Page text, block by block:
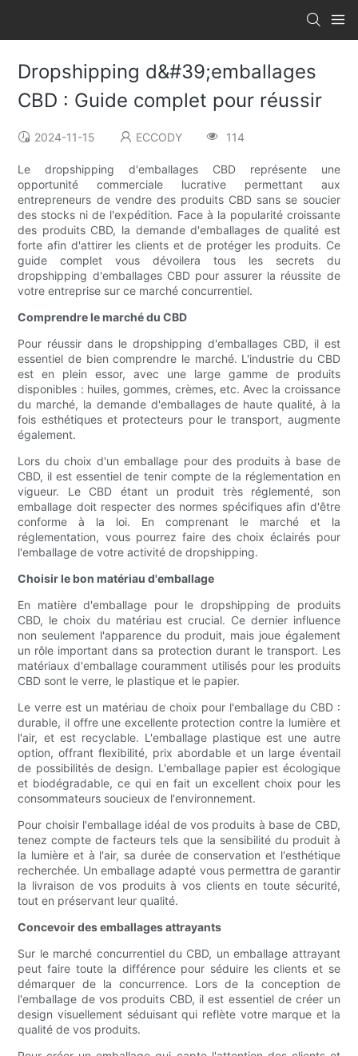
Dropshipping d&#39;emballages
CBD : Guide complet pour réussir
2024-11-15 ECCODY 114
Le dropshipping d'emballages CBD représente une
opportunité commerciale lucrative permettant aux
entrepreneurs de vendre des produits CBD sans se soucier
des stocks ni de l'expédition. Face à la popularité croissante
des produits CBD, la demande d'emballages de qualité est
forte afin d'attirer les clients et de protéger les produits. Ce
guide complet vous dévoilera tous les secrets du
dropshipping d'emballages CBD pour assurer la réussite de
votre entreprise sur ce marché concurrentiel.
Comprendre le marché du CBD
Pour réussir dans le dropshipping d'emballages CBD, il est
essentiel de bien comprendre le marché. L'industrie du CBD
est en plein essor, avec une large gamme de produits
disponibles : huiles, gommes, crèmes, etc. Avec la croissance
du marché, la demande d'emballages de haute qualité, à la
fois esthétiques et protecteurs pour le transport, augmente
également.
Lors du choix d'un emballage pour des produits à base de
CBD, il est essentiel de tenir compte de la réglementation en
vigueur. Le CBD étant un produit très réglementé, son
emballage doit respecter des normes spécifiques afin d'être
conforme à la loi. En comprenant le marché et la
réglementation, vous pourrez faire des choix éclairés pour
l'emballage de votre activité de dropshipping.
Choisir le bon matériau d'emballage
En matière d'emballage pour le dropshipping de produits
CBD, le choix du matériau est crucial. Ce dernier influence
non seulement l'apparence du produit, mais joue également
un rôle important dans sa protection durant le transport. Les
matériaux d'emballage couramment utilisés pour les produits
CBD sont le verre, le plastique et le papier.
Le verre est un matériau de choix pour l'emballage du CBD :
durable, il offre une excellente protection contre la lumière et
l'air, et est recyclable. L'emballage plastique est une autre
option, offrant flexibilité, prix abordable et un large éventail
de possibilités de design. L'emballage papier est écologique
et biodégradable, ce qui en fait un excellent choix pour les
consommateurs soucieux de l'environnement.
Pour choisir l'emballage idéal de vos produits à base de CBD,
tenez compte de facteurs tels que la sensibilité du produit à
la lumière et à l'air, sa durée de conservation et l'esthétique
recherchée. Un emballage adapté vous permettra de garantir
la livraison de vos produits à vos clients en toute sécurité,
tout en préservant leur qualité.
Concevoir des emballages attrayants
Sur le marché concurrentiel du CBD, un emballage attrayant
peut faire toute la différence pour séduire les clients et se
démarquer de la concurrence. Lors de la conception de
l'emballage de vos produits CBD, il est essentiel de créer un
design visuellement séduisant qui reflète votre marque et la
qualité de vos produits.